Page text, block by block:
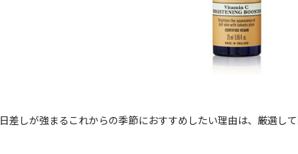
日差しが強まるこれからの季節におすすめしたい理由は、厳選し